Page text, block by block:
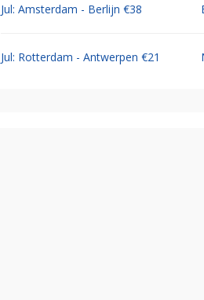
Jul: Amsterdam - Berlijn €38
Jul: Rotterdam - Antwerpen €21